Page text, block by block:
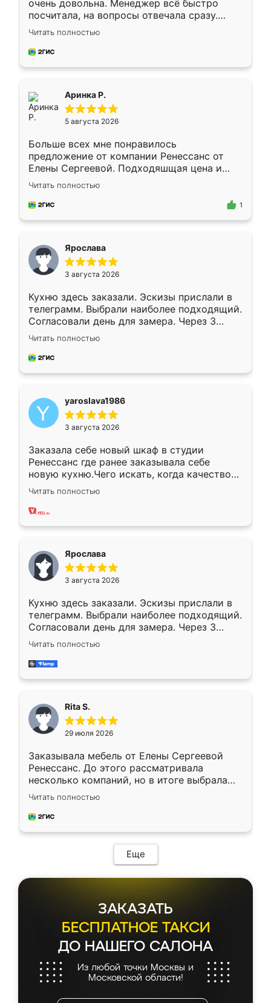
очень довольна. Менеджер всё быстро
посчитала, на вопросы отвечала сразу.
Замерщик приехал в субботу, подошёл к
делу со всей ответственностью. Собрали
за день, ребята работали аккуратно, даже
Читать полностью
Аринка Р.
5 августа 2026
Больше всех мне понравилось
предложение от компании Ренессанс от
Елены Сергеевой. Подходяшщая цена и
короткие сроки изготовления. Приехавший
для замера сотрудник Владислав
предложил по моему эскизу самый
Читать полностью
1
Ярослава
3 августа 2026
Кухню здесь заказали. Эскизы прислали в
телеграмм. Выбрали наиболее подходящий.
Согласовали день для замера. Через 3
недели кухня была уже готова. Остались
довольны работой. Спасибо Ренессанс
мебель за качественную работу!
Читать полностью
yaroslava1986
3 августа 2026
Заказала себе новый шкаф в студии
Ренессанс где ранее заказывала себе
новую кухню.Чего искать, когда качеством
вполне довольна. Служит кухня уже почти
два года, нареканий нет.
Читать полностью
Ярослава
3 августа 2026
Кухню здесь заказали. Эскизы прислали в
телеграмм. Выбрали наиболее подходящий.
Согласовали день для замера. Через 3
недели кухня была уже готова. Остались
довольны работой. Спасибо Ренессанс
мебель за качественную работу!
Читать полностью
Rita S.
29 июля 2026
Заказывала мебель от Елены Сергеевой
Ренессанс. До этого рассматривала
несколько компаний, но в итоге выбрала
эту. Сначала обговорили условия, потом
приехал замерщик, всё спокойно объяснил
и снял размеры. Изготовили в срок, с
мебель сразу встала на свое место без
каких-либо доработок. Качеством осталась
довольна, все выглядит так, как и ожидала.
Читать полностью
Еще
ЗАКАЗАТЬ
БЕСПЛАТНОЕ ТАКСИ
ДО НАШЕГО САЛОНА
Из любой точки Москвы и
Московской области!